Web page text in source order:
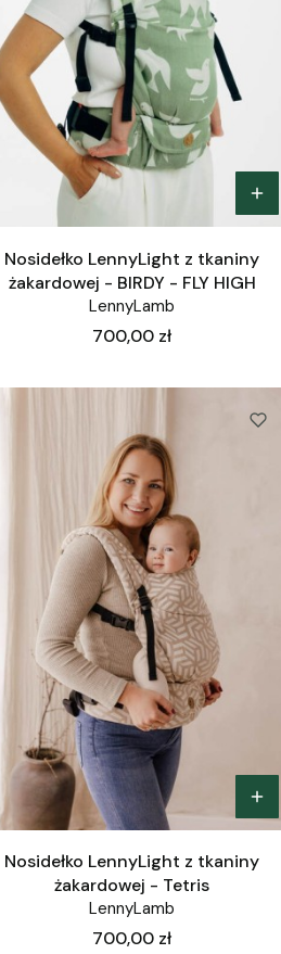
Nosidełko LennyLight z tkaniny
żakardowej - BIRDY - FLY HIGH
LennyLamb
Cena
700,00 zł
Nosidełko LennyLight z tkaniny
żakardowej - Tetris
LennyLamb
Cena
700,00 zł